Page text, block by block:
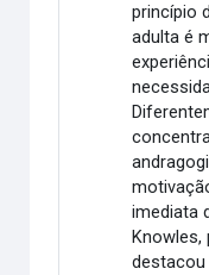
princípio
adulta é
imediata